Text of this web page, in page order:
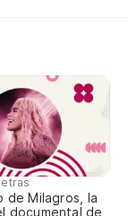
de Milagros, la
documental de